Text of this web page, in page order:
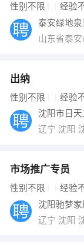
性别不限 经验
泰安绿地泉
山东省泰
出纳
性别不限 经验
辽宁 沈阳
市场推广专员
性别不限 经验
沈阳驰梦家
辽宁 沈阳